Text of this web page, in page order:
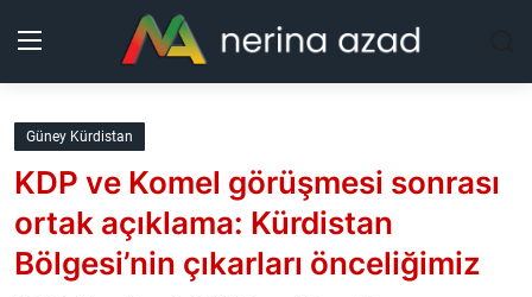
Kurdistan
Bölgeler
Yaşam
Güney Kürdistan
KDP ve Komel görüşmesi sonrası
ortak açıklama: Kürdistan
Bölgesi’nin çıkarları önceliğimiz